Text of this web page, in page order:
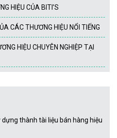
HIỆU CỦA BITI’S
CÁC THƯƠNG HIỆU NỔI TIẾNG
HIỆU CHUYÊN NGHIỆP TẠI
thành tài liệu bán hàng hiệu